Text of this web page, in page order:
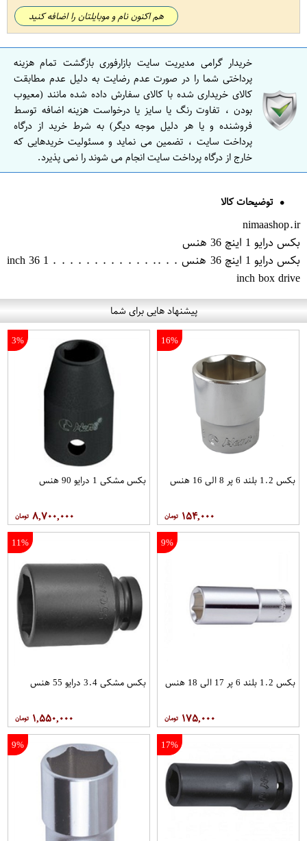
هم اکنون نام و موبایلتان را اضافه کنید
خریدار گرامی مدیریت سایت بازارفوری بازگشت تمام هزینه
پرداختی شما را در صورت عدم رضایت به دلیل عدم مطابقت
کالای خریداری شده با کالای سفارش داده شده مانند (معیوب
بودن ، تفاوت رنگ یا سایز یا درخواست هزینه اضافه توسط
فروشنده و یا هر دلیل موجه دیگر) به شرط خرید از درگاه
پرداخت سایت ، تضمین می نماید و مسئولیت خریدهایی که
خارج از درگاه پرداخت سایت انجام می شوند را نمی پذیرد.
توضیحات کالا
nimaashop.ir
بکس درایو 1 اینچ 36 هنس
بکس درایو 1 اینچ 36 هنس . . .. . . . . . . . . . . . . 1 inch 36
inch box drive
پیشنهاد هایی برای شما
16%
بکس 1.2 بلند 6 پر 8 الی 16 هنس
۱۵۴,۰۰۰
3%
بکس مشکی 1 درایو 90 هنس
۸,۷۰۰,۰۰۰
9%
بکس 1.2 بلند 6 پر 17 الی 18 هنس
۱۷۵,۰۰۰
11%
بکس مشکی 3.4 درایو 55 هنس
۱,۵۵۰,۰۰۰
17%
9%